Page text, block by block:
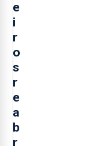
e
i
r
o
s
r
e
a
b
r